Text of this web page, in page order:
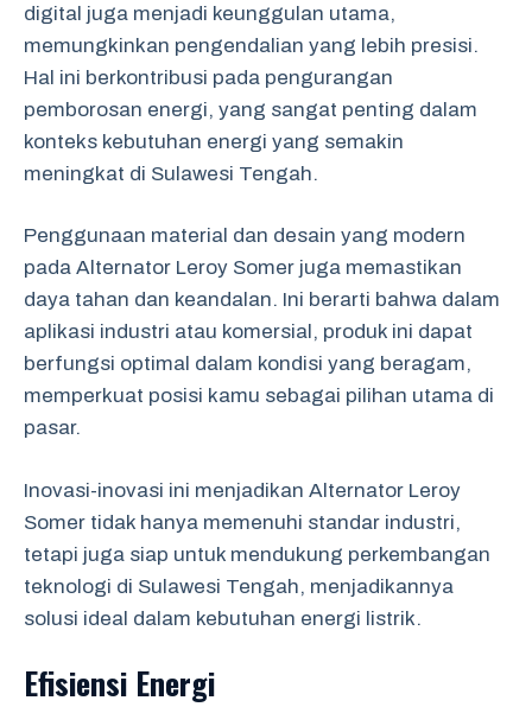
digital juga menjadi keunggulan utama,
memungkinkan pengendalian yang lebih presisi.
Hal ini berkontribusi pada pengurangan
pemborosan energi, yang sangat penting dalam
konteks kebutuhan energi yang semakin
meningkat di Sulawesi Tengah.
Penggunaan material dan desain yang modern
pada Alternator Leroy Somer juga memastikan
daya tahan dan keandalan. Ini berarti bahwa dalam
aplikasi industri atau komersial, produk ini dapat
berfungsi optimal dalam kondisi yang beragam,
memperkuat posisi kamu sebagai pilihan utama di
pasar.
Inovasi-inovasi ini menjadikan Alternator Leroy
Somer tidak hanya memenuhi standar industri,
tetapi juga siap untuk mendukung perkembangan
teknologi di Sulawesi Tengah, menjadikannya
solusi ideal dalam kebutuhan energi listrik.
Efisiensi Energi